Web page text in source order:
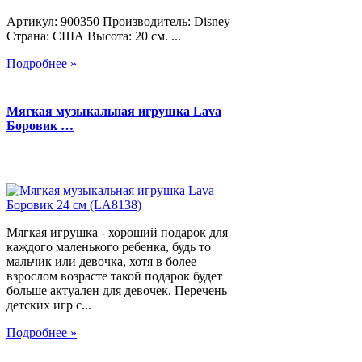
Артикул: 900350 Производитель: Disney
Страна: США Высота: 20 см. ...
Подробнее »
Мягкая музыкальная игрушка Lava
Боровик …
Мягкая игрушка - хороший подарок для
каждого маленького ребенка, будь то
мальчик или девочка, хотя в более
взрослом возрасте такой подарок будет
больше актуален для девочек. Перечень
детских игр с...
Подробнее »